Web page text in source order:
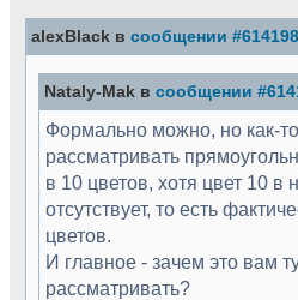
alexBlack в сообщении #614198
Nataly-Mak в сообщении
Формально можно, но как-
рассматривать
в 10 цветов, хотя цвет 10 в
отсутствует, то есть
цветов.
И главное - зачем это вам
рассматривать?